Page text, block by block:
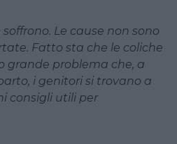
Le cause non sono
Fatto sta che le coliche
grande problema che, a
i genitori si trovano a
consigli utili per